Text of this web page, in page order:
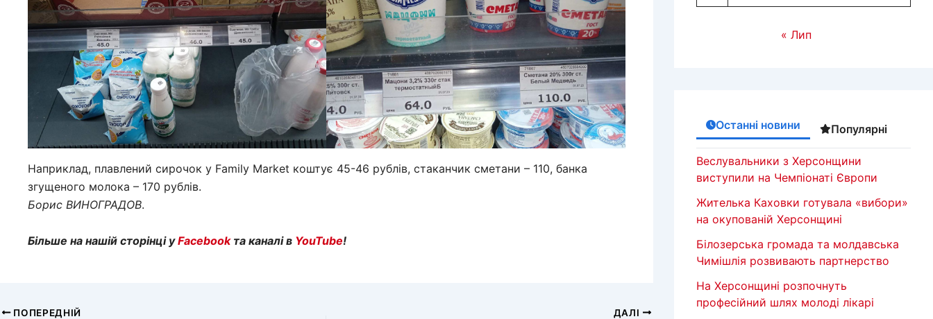
Наприклад, плавлений сирочок у Family Market коштує 45-46 рублів, стаканчик сметани – 110, банка
згущеного молока – 170 рублів.
Борис ВИНОГРАДОВ.
Більше на нашій сторінці уFacebookта каналі в YouTube!
ПОПЕРЕДНІЙ ДАЛІ
« Лип
Останні новини Популярні
Веслувальники з Херсонщини
виступили на Чемпіонаті Європи
Жителька Каховки готувала «вибори»
на окупованій Херсонщині
Білозерська громада та молдавська
Чимішлія розвивають партнерство
На Херсонщині розпочнуть
професійний шлях молоді лікарі